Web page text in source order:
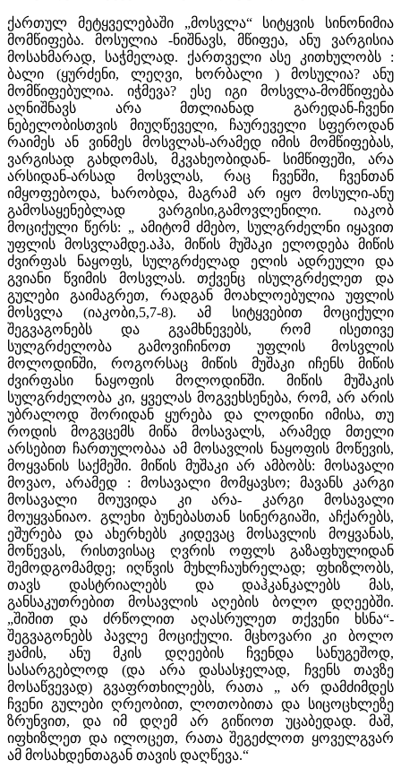
ქართულ მეტყველებაში „მოსვლა“ სიტყვის სინონიმია
მომწიფება. მოსულია -ნიშნავს, მწიფეა, ანუ ვარგისია
მოსახმარად, საჭმელად. ქართველი ასე კითხულობს :
ბალი (ყურძენი, ლეღვი, ხორბალი ) მოსულია? ანუ
მომწიფებულია. იჭმევა? ესე იგი მოსვლა-მომწიფება
აღნიშნავს არა მთლიანად გარედან-ჩვენი
ნებელობისთვის მიუღწეველი, ჩაურეველი სფეროდან
რაიმეს ან ვინმეს მოსვლას-არამედ იმის მომწიფებას,
ვარგისად გახდომას, მკვახეობიდან- სიმწიფეში, არა
არსიდან-არსად მოსვლას, რაც ჩვენში, ჩვენთან
იმყოფებოდა, ხარობდა, მაგრამ არ იყო მოსული-ანუ
გამოსაყენებლად ვარგისი,გამოვლენილი. იაკობ
მოციქული წერს: „ ამიტომ ძმებო, სულგრძელნი იყავით
უფლის მოსვლამდე.აჰა, მიწის მუშაკი ელოდება მიწის
ძვირფას ნაყოფს, სულგრძელად ელის ადრეული და
გვიანი წვიმის მოსვლას. თქვენც ისულგრძელეთ და
გულები გაიმაგრეთ, რადგან მოახლოებულია უფლის
მოსვლა (იაკობი,5,7-8). ამ სიტყვებით მოციქული
შეგვაგონებს და გვამხნევებს, რომ ისეთივე
სულგრძელობა გამოვიჩინოთ უფლის მოსვლის
მოლოდინში, როგორსაც მიწის მუშაკი იჩენს მიწის
ძვირფასი ნაყოფის მოლოდინში. მიწის მუშაკის
სულგრძელობა კი, ყველას მოგვეხსენება, რომ, არ არის
უბრალოდ შორიდან ყურება და ლოდინი იმისა, თუ
როდის მოგვცემს მიწა მოსავალს, არამედ მთელი
არსებით ჩართულობაა ამ მოსავლის ნაყოფის მოწევის,
მოყვანის საქმეში. მიწის მუშაკი არ ამბობს: მოსავალი
მოვაო, არამედ : მოსავალი მომყავსო; მავანს კარგი
მოსავალი მოუვიდა კი არა- კარგი მოსავალი
მოუყვანიაო. გლეხი ბუნებასთან სინერგიაში, აჩქარებს,
ეშურება და ახერხებს კიდევაც მოსავლის მოყვანას,
მოწევას, რისთვისაც ღვრის ოფლს გაზაფხულიდან
შემოდგომამდე; იღწვის მუხლჩაუხრელად; ფხიზლობს,
თავს დასტრიალებს და დაჰკანკალებს მას,
განსაკუთრებით მოსავლის აღების ბოლო დღეებში.
„შიშით და ძრწოლით აღასრულეთ თქვენი ხსნა“-
შეგვაგონებს პავლე მოციქული. მცხოვარი კი ბოლო
ჟამის, ანუ მკის დღეების ჩვენდა სანუგეშოდ,
სასარგებლოდ (და არა დასასჯელად, ჩვენს თავზე
მოსაწვევად) გვაფრთხილებს, რათა „ არ დამძიმდეს
ჩვენი გულები ღრეობით, ლოთობითა და სიცოცხლეზე
ზრუნვით, და იმ დღემ არ გიწიოთ უცაბედად. მაშ,
იფხიზლეთ და ილოცეთ, რათა შეგეძლოთ ყოველგვარ
ამ მოსახდენთაგან თავის დაღწევა.“